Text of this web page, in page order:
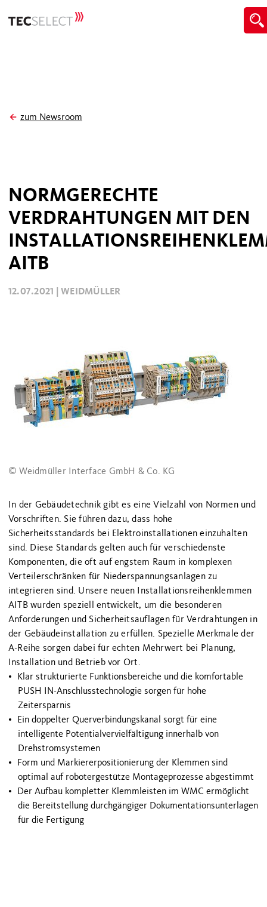
zum Newsroom
NORMGERECHTE
VERDRAHTUNGEN MIT DEN
AITB
12.07.2021 |WEIDMÜLLER
© Weidmüller Interface GmbH & Co. KG
In der Gebäudetechnik gibt es eine Vielzahl von Normen und
Vorschriften. Sie führen dazu, dass hohe
Sicherheitsstandards bei Elektroinstallationen einzuhalten
sind. Diese Standards gelten auch für verschiedenste
Komponenten, die oft auf engstem Raum in komplexen
Verteilerschränken für Niederspannungsanlagen zu
integrieren sind. Unsere neuen Installationsreihenklemmen
AITB wurden speziell entwickelt, um die besonderen
Anforderungen und Sicherheitsauflagen für Verdrahtungen in
der Gebäudeinstallation zu erfüllen. Spezielle Merkmale der
A-Reihe sorgen dabei für echten Mehrwert bei Planung,
Installation und Betrieb vor Ort.
Klar strukturierte Funktionsbereiche und die komfortable
PUSH IN-Anschlusstechnologie sorgen für hohe
Zeitersparnis
Ein doppelter Querverbindungskanal sorgt für eine
intelligente Potentialvervielfältigung innerhalb von
Drehstromsystemen
Form und Markiererpositionierung der Klemmen sind
optimal auf robotergestütze Montageprozesse abgestimmt
Der Aufbau kompletter Klemmleisten im WMC ermöglicht
die Bereitstellung durchgängiger Dokumentationsunterlagen
für die Fertigung